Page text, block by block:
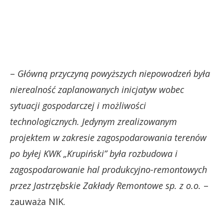
– Główną przyczyną powyższych niepowodzeń była
nierealność zaplanowanych inicjatyw wobec
sytuacji gospodarczej i możliwości
technologicznych. Jedynym zrealizowanym
projektem w zakresie zagospodarowania terenów
po byłej KWK „Krupiński” była rozbudowa i
zagospodarowanie hal produkcyjno-remontowych
przez Jastrzębskie Zakłady Remontowe sp. z o.o. –
zauważa NIK.